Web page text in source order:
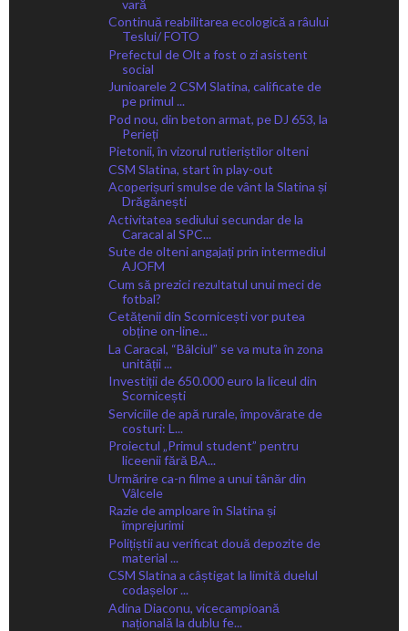
vară
Continuă reabilitarea ecologică a râului
Teslui/ FOTO
Prefectul de Olt a fost o zi asistent
social
Junioarele 2 CSM Slatina, calificate de
pe primul ...
Pod nou, din beton armat, pe DJ 653, la
Perieți
Pietonii, în vizorul rutieriștilor olteni
CSM Slatina, start în play-out
Acoperișuri smulse de vânt la Slatina și
Drăgănești
Activitatea sediului secundar de la
Caracal al SPC...
Sute de olteni angajați prin intermediul
AJOFM
Cum să prezici rezultatul unui meci de
fotbal?
Cetățenii din Scornicești vor putea
obține on-line...
La Caracal, “Bâlciul” se va muta în zona
unității ...
Investiții de 650.000 euro la liceul din
Scornicești
Serviciile de apă rurale, împovărate de
costuri: L...
Proiectul „Primul student” pentru
liceenii fără BA...
Urmărire ca-n filme a unui tânăr din
Vâlcele
Razie de amploare în Slatina și
împrejurimi
Polițiștii au verificat două depozite de
material ...
CSM Slatina a câștigat la limită duelul
codașelor ...
Adina Diaconu, vicecampioană
națională la dublu fe...